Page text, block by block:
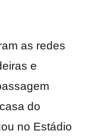
as redes
e
do
no Estádio